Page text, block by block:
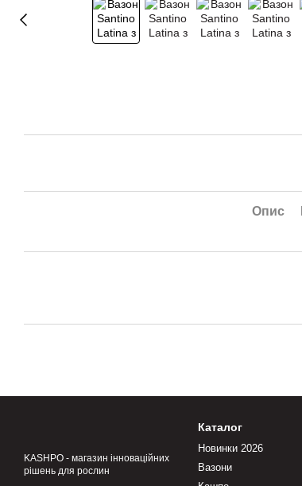
Опис
KASHPO - магазин інноваційних
рішень для рослин
Каталог
Новинки 2026
Вазони